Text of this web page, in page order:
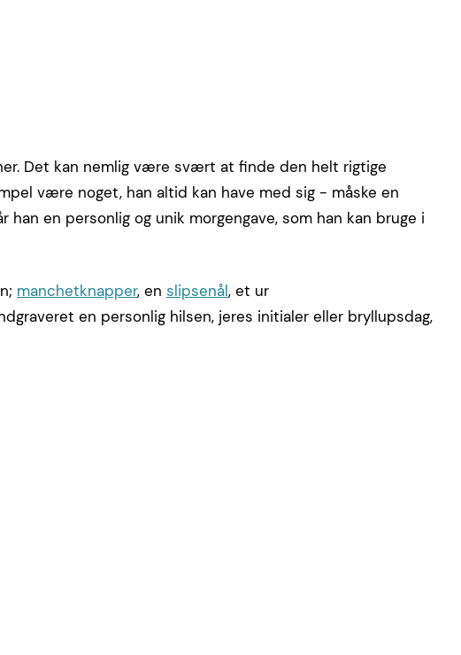
Det kan nemlig være svært at finde den helt rigtige
være noget, han altid kan have med sig - måske en
han en personlig og unik morgengave, som han kan bruge i
manchetknapper, en slipsenål, et ur
en personlig hilsen, jeres initialer eller bryllupsdag,